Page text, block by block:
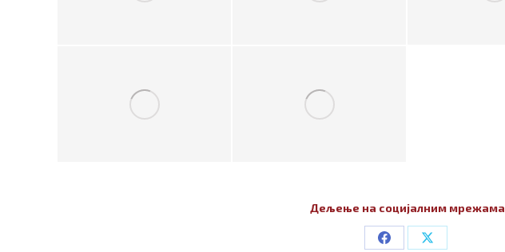
Дељење на социјалним мрежама